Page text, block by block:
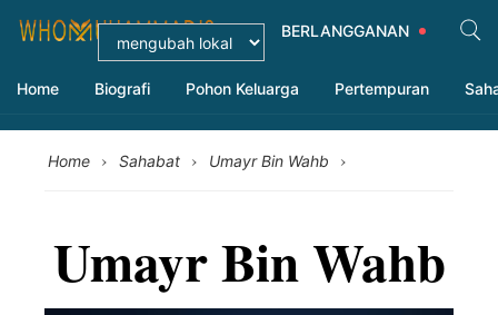
BERLANGGANAN
Home Biografi Pohon Keluarga Pertempuran
Home › Sahabat › Umayr Bin Wahb ›
Umayr Bin Wahb